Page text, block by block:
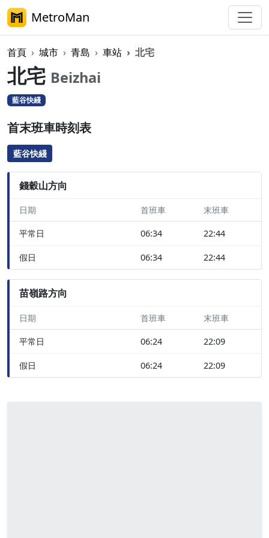
MetroMan
首頁 城市 青島 車站 北宅
北宅 Beizhai
藍谷快綫
首末班車時刻表
藍谷快綫
錢穀山方向
日期 首班車 末班車
平常日 06:34 22:44
假日 06:34 22:44
苗嶺路方向
日期 首班車 末班車
平常日 06:24 22:09
假日 06:24 22:09